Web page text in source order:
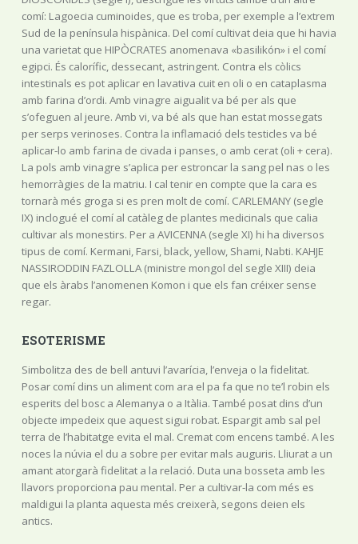
comí: Lagoecia cuminoides, que es troba, per exemple a l’extrem
Sud de la península hispànica. Del comí cultivat deia que hi havia
una varietat que HIPÒCRATES anomenava «basilikón» i el comí
egipci. És calorífic, dessecant, astringent. Contra els còlics
intestinals es pot aplicar en lavativa cuit en oli o en cataplasma
amb farina d’ordi. Amb vinagre aigualit va bé per als que
s’ofeguen al jeure. Amb vi, va bé als que han estat mossegats
per serps verinoses. Contra la inflamació dels testicles va bé
aplicar-lo amb farina de civada i panses, o amb cerat (oli + cera).
La pols amb vinagre s’aplica per estroncar la sang pel nas o les
hemorràgies de la matriu. I cal tenir en compte que la cara es
tornarà més groga si es pren molt de comí. CARLEMANY (segle
IX) inclogué el comí al catàleg de plantes medicinals que calia
cultivar als monestirs. Per a AVICENNA (segle XI) hi ha diversos
tipus de comí. Kermani, Farsi, black, yellow, Shami, Nabti. KAHJE
NASSIRODDIN FAZLOLLA (ministre mongol del segle XIII) deia
que els àrabs l’anomenen Komon i que els fan créixer sense
regar.
ESOTERISME
Simbolitza des de bell antuvi l’avarícia, l’enveja o la fidelitat.
Posar comí dins un aliment com ara el pa fa que no te’l robin els
esperits del bosc a Alemanya o a Itàlia. També posat dins d’un
objecte impedeix que aquest sigui robat. Espargit amb sal pel
terra de l’habitatge evita el mal. Cremat com encens també. A les
noces la núvia el du a sobre per evitar mals auguris. Lliurat a un
amant atorgarà fidelitat a la relació. Duta una bosseta amb les
llavors proporciona pau mental. Per a cultivar-la com més es
maldigui la planta aquesta més creixerà, segons deien els
antics.